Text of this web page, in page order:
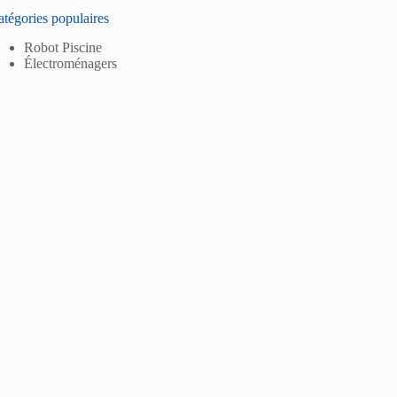
populaires
Robot Piscine
Électroménagers